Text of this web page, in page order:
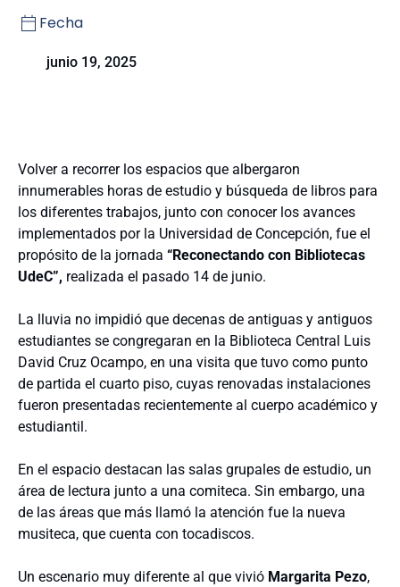
Fecha
junio 19, 2025
Volver a recorrer los espacios que albergaron
innumerables horas de estudio y búsqueda de libros para
los diferentes trabajos, junto con conocer los avances
implementados por la Universidad de Concepción, fue el
propósito de la jornada “Reconectando con Bibliotecas
UdeC”, realizada el pasado 14 de junio.
La lluvia no impidió que decenas de antiguas y antiguos
estudiantes se congregaran en la Biblioteca Central Luis
David Cruz Ocampo, en una visita que tuvo como punto
de partida el cuarto piso, cuyas renovadas instalaciones
fueron presentadas recientemente al cuerpo académico y
estudiantil.
En el espacio destacan las salas grupales de estudio, un
área de lectura junto a una comiteca. Sin embargo, una
de las áreas que más llamó la atención fue la nueva
musiteca, que cuenta con tocadiscos.
Un escenario muy diferente al que vivió Margarita Pezo,